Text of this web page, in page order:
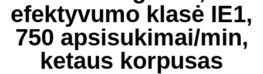
efektyvumo klasė IE1,
750 apsisukimai/min,
ketaus korpusas